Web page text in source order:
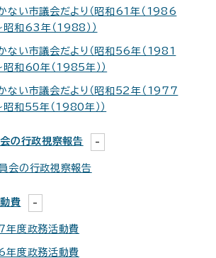
ない市議会だより（昭和61年（1986
昭和63年（1988））
ない市議会だより（昭和56年（1981
昭和60年（1985年））
ない市議会だより（昭和52年（1977
昭和55年（1980年））
の行政視察報告
会の行政視察報告
費
年度政務活動費
年度政務活動費